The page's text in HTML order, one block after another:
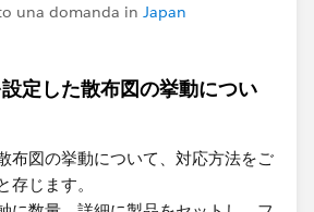
una domanda in Japan
定した散布図の挙動につい
布図の挙動について、対応方法をご
存じます。